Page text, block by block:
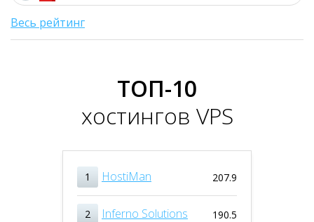
Весь рейтинг
ТОП-10
хостингов VPS
207.9
1 HostiMan
190.5
2 Inferno Solutions